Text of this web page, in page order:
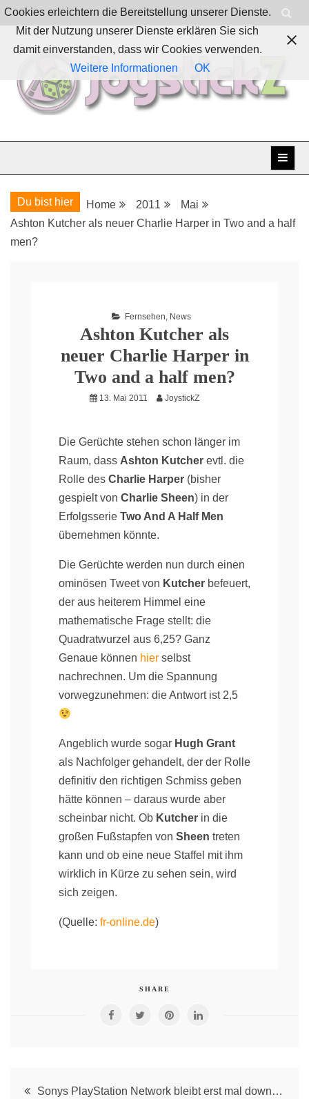
Skip
to
content
JoystickZ
Du bist hier Home 2011
Mai
Ashton Kutcher als neuer Charlie Harper in Two and a half
men?
Fernsehen, News
Ashton Kutcher als
neuer Charlie Harper in
Two and a half men?
13. Mai 2011 JoystickZ
Die Gerüchte stehen schon länger im
Raum, dass Ashton Kutcher evtl. die
Rolle des Charlie Harper (bisher
gespielt von Charlie Sheen) in der
Erfolgsserie Two And A Half Men
übernehmen könnte.
Die Gerüchte werden nun durch einen
ominösen Tweet von Kutcher befeuert,
der aus heiterem Himmel eine
mathematische Frage stellt: die
Quadratwurzel aus 6,25? Ganz
Genaue können hier selbst
nachrechnen. Um die Spannung
vorwegzunehmen: die Antwort ist 2,5
Angeblich wurde sogar Hugh Grant
als Nachfolger gehandelt, der der Rolle
definitiv den richtigen Schmiss geben
hätte können – daraus wurde aber
scheinbar nicht. Ob Kutcher in die
großen Fußstapfen von Sheen treten
kann und ob eine neue Staffel mit ihm
wirklich in Kürze zu sehen sein, wird
sich zeigen.
(Quelle: fr-online.de)
SHARE
PostSonys PlayStation Network bleibt erst mal down…
Cookies erleichtern die Bereitstellung unserer Dienste.
Mit der Nutzung unserer Dienste erklären Sie sich
damit einverstanden, dass wir Cookies verwenden.
Weitere Informationen
OK